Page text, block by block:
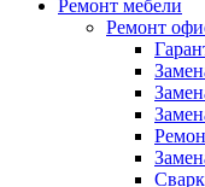
Ремонт мебели
Ремонт